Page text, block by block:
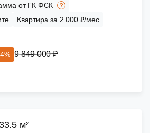
от ГК ФСК
Квартира за 2 000 ₽/мес
9 849 000 ₽
м²